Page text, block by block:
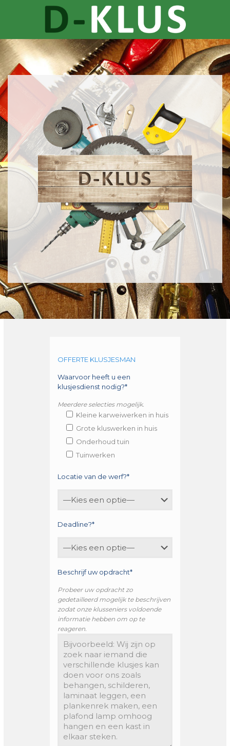
OFFERTE KLUSJESMAN
Waarvoor heeft u een
klusjesdienst nodig?*
Meerdere selecties mogelijk.
Kleine karweiwerken in huis
Grote kluswerken in huis
Onderhoud tuin
Tuinwerken
Locatie van de werf?*
Deadline?*
Beschrijf uw opdracht*
Probeer uw opdracht zo
gedetailleerd mogelijk te beschrijven
zodat onze klusseniers voldoende
informatie hebben om op te
reageren.